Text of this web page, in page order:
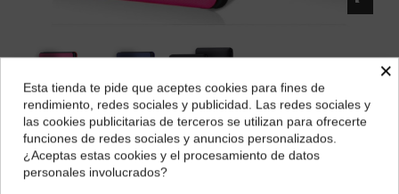
Kindle Funda PaperWhite 2019
¿Dónde deseas recibir tu pedido?
Selecciona tu ubicación para mostrarte los precios e
impuestos correctos para tu región.
×
Esta tienda te pide que aceptes cookies para fines de
rendimiento, redes sociales y publicidad. Las redes sociales y
las cookies publicitarias de terceros se utilizan para ofrecerte
funciones de redes sociales y anuncios personalizados.
¿Aceptas estas cookies y el procesamiento de datos
personales involucrados?